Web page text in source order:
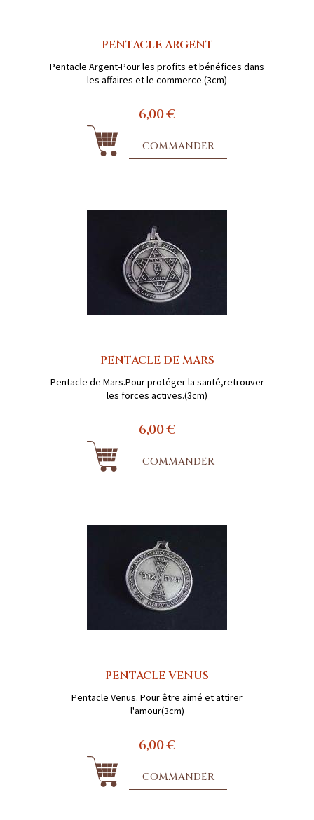
PENTACLE ARGENT
Pentacle Argent-Pour les profits et bénéfices dans
les affaires et le commerce.(3cm)
6,00 €
COMMANDER
PENTACLE DE MARS
Pentacle de Mars.Pour protéger la santé,retrouver
les forces actives.(3cm)
6,00 €
COMMANDER
PENTACLE VENUS
Pentacle Venus. Pour être aimé et attirer
l'amour(3cm)
6,00 €
COMMANDER